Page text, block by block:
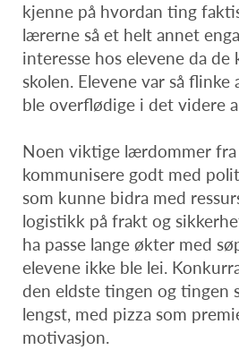
kjenne på hvordan ting
lærerne så et helt annet
interesse hos elevene da
skolen. Elevene var så
ble overflødige i det videre
Noen viktige lærdommer
kommunisere godt med
som kunne bidra med
logistikk på frakt og
ha passe lange økter med
elevene ikke ble lei.
den eldste tingen og tingen
lengst, med pizza som
motivasjon.